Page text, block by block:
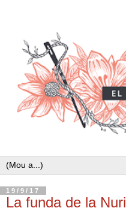
19/9/17
La funda de la Nuri